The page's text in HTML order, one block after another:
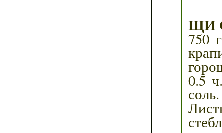
ЩИ
750
0.5
соль.